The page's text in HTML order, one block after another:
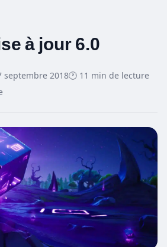
à jour 6.0
septembre 2018🕐 11 min de lecture